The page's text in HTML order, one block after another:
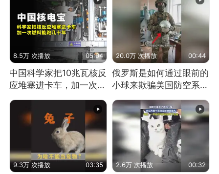
8.5万 次播放 05:04
中国科学家把10兆瓦核反
应堆塞进卡车，加一次燃
料能跑几十年
20.0万 次播放 00:44
俄罗斯是如何通过眼前的
小球来欺骗美国防空系统
的
9.3万 次播放 03:35 2.6万 次播放 00:32